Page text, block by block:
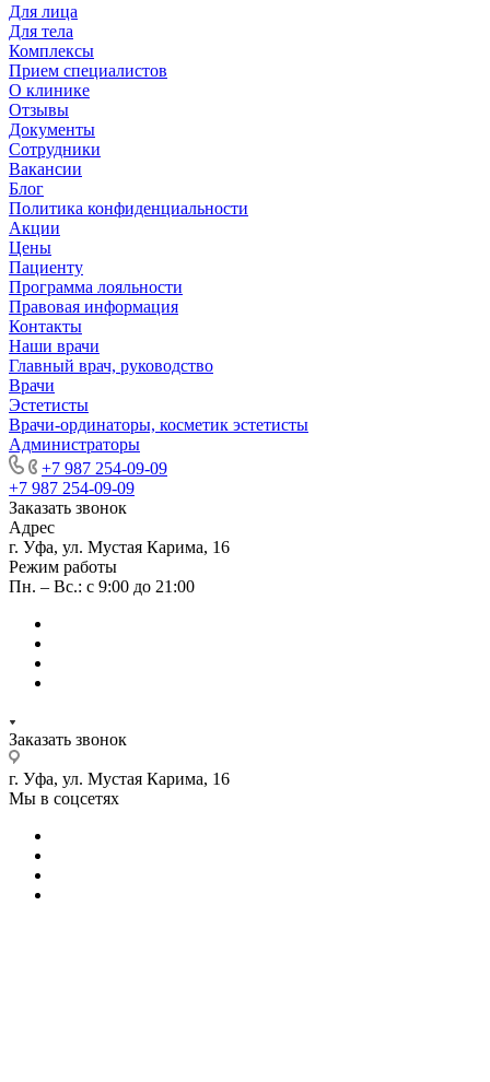
Для лица
Для тела
Комплексы
Прием специалистов
О клинике
Отзывы
Документы
Сотрудники
Вакансии
Блог
Политика конфиденциальности
Акции
Цены
Пациенту
Программа лояльности
Правовая информация
Контакты
Наши врачи
Главный врач, руководство
Врачи
Эстетисты
Врачи-ординаторы, косметик эстетисты
Администраторы
+7 987 254-09-09
+7 987 254-09-09
Заказать звонок
Адрес
г. Уфа, ул. Мустая Карима, 16
Режим работы
Пн. – Вс.: с 9:00 до 21:00
Заказать звонок
г. Уфа, ул. Мустая Карима, 16
Мы в соцсетях